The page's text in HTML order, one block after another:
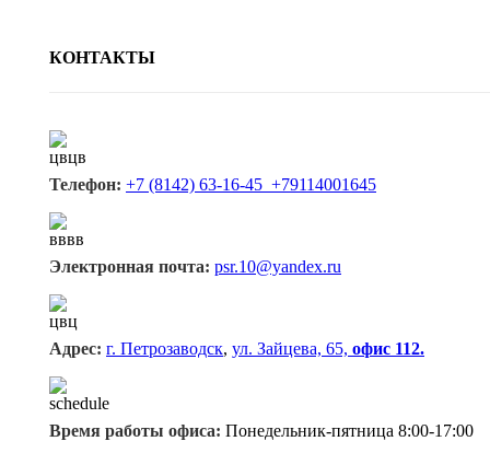
КОНТАКТЫ
Телефон: +7 (8142) 63-16-45 +79114001645
Электронная почта: psr.10@yandex.ru
Адрес: г. Петрозаводск, ул. Зайцева, 65, офис 112.
Время работы офиса: Понедельник-пятница 8:00-17:00